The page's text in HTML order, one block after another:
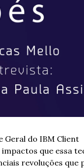
Geral do IBM Client
que essa
revoluções que